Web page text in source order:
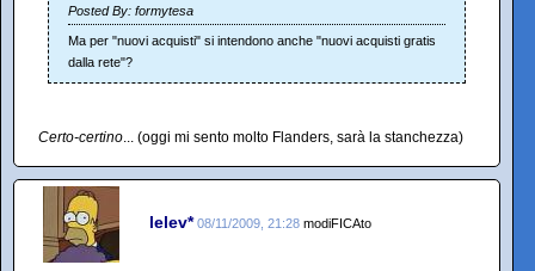
Posted By: formytesa
Ma per "nuovi acquisti" si intendono anche "nuovi acquisti gratis
dalla rete"?
Certo-certino... (oggi mi sento molto Flanders, sarà la stanchezza)
lelev* 08/11/2009, 21:28 modiFICAto